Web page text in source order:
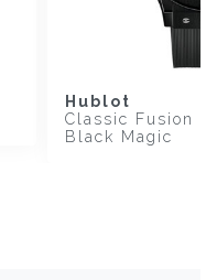
Hublot
Classic Fusion
Black Magic